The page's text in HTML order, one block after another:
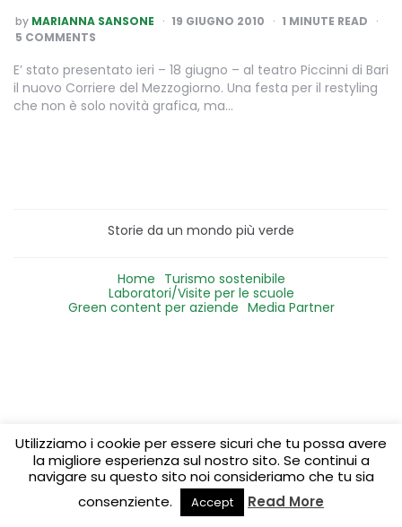
POSTED
BY
by MARIANNA SANSONE 19 GIUGNO 2010 1 MINUTE READ
5 COMMENTS
E’ stato presentato ieri – 18 giugno – al teatro Piccinni di Bari
il nuovo Corriere del Mezzogiorno. Una festa per il restyling
che non è solo novità grafica, ma…
Storie da un mondo più verde
Home Turismo sostenibile
Laboratori/Visite per le scuole
Green content per aziende Media Partner
Utilizziamo i cookie per essere sicuri che tu possa avere
la migliore esperienza sul nostro sito. Se continui a
navigare su questo sito noi consideriamo che tu sia
consenziente.
Accept Read More